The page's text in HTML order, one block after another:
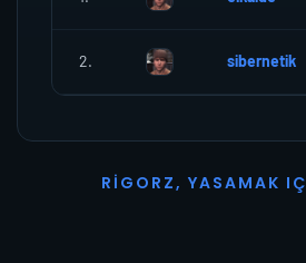
2. sibernetik
R I G O R Z, YASAMAK I Ç